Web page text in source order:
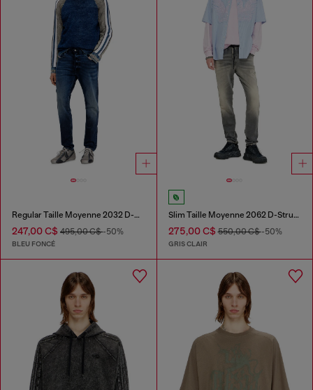
Regular Taille Moyenne 2032 D-Krooley Joggjeans®
247,00 C$ 495,00 C$-50%
BLEU FONCÉ
Slim Taille Moyenne 2062 D-Strukt Joggjeans®
275,00 C$550,00 C$-50%
GRIS CLAIR